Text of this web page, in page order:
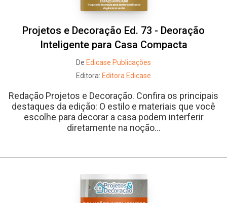
Projetos e Decoração Ed. 73 - Deoração
Inteligente para Casa Compacta
De Edicase Publicações
Editora: Editora Edicase
Redação Projetos e Decoração. Confira os principais
destaques da edição: O estilo e materiais que você
escolhe para decorar a casa podem interferir
diretamente na noção...